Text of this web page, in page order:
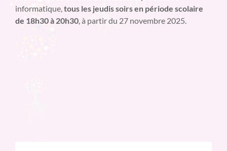
informatique,tous les jeudis soirs en période scolaire
de 18h30 à 20h30, à partir du 27 novembre 2025.